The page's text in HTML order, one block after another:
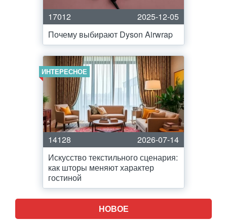
17012
2025-12-05
Почему выбирают Dyson Airwrap
ИНТЕРЕСНОЕ
14128
2026-07-14
Искусство текстильного сценария:
как шторы меняют характер
гостиной
НОВОЕ